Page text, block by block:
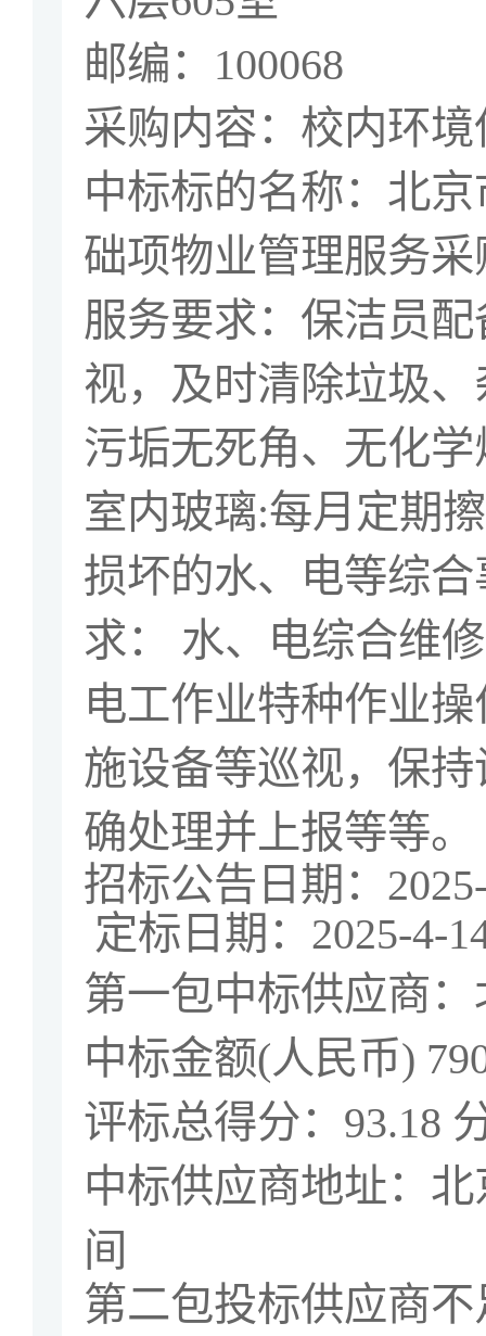
邮编： 100068
采购内容：校内环
中标标的名称：北
础项物业管理服务
服务要求： 保洁员
视，及时清除垃圾
污垢无死角、无化
室内玻璃:每月定期
损坏的水、电等综
求： 水、电综合维
电工作业特种作业
施设备等巡视，保
确处理并上报等等。
招标公告日期：
定标日期： 2025-
第一包中标供应商
中标金额(人民币)
评标总得分： 93.18
中标供应商地址：
间
第二包投标供应商